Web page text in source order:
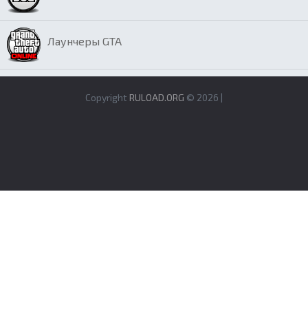
Лаунчеры GTA
Copyright RULOAD.ORG © 2026 |